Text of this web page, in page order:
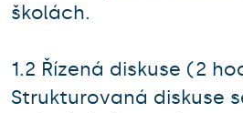
školách.
1.2 Řízená diskuse (2
Strukturovaná diskuse